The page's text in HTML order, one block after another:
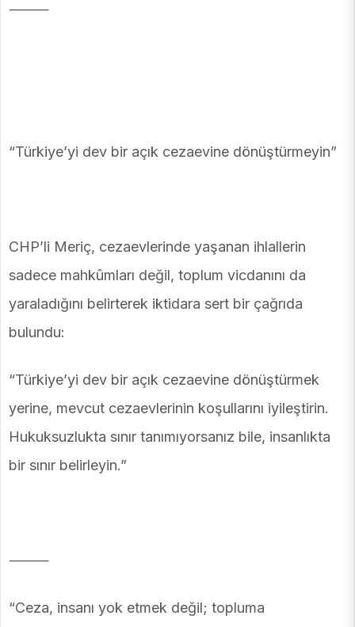
⸻
“Türkiye’yi dev bir açık cezaevine dönüştürmeyin”
CHP’li Meriç, cezaevlerinde yaşanan ihlallerin
sadece mahkûmları değil, toplum vicdanını da
yaraladığını belirterek iktidara sert bir çağrıda
bulundu:
“Türkiye’yi dev bir açık cezaevine dönüştürmek
yerine, mevcut cezaevlerinin koşullarını iyileştirin.
Hukuksuzlukta sınır tanımıyorsanız bile, insanlıkta
bir sınır belirleyin.”
⸻
“Ceza, insanı yok etmek değil; topluma